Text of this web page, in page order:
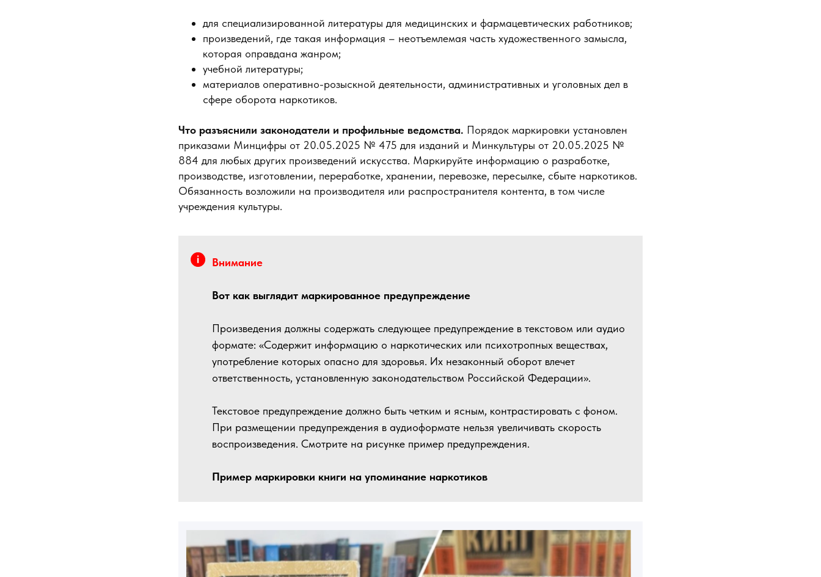
для специализированной литературы для медицинских и фармацевтических работников;
произведений, где такая информация – неотъемлемая часть художественного замысла,
которая оправдана жанром;
учебной литературы;
материалов оперативно-розыскной деятельности, административных и уголовных дел в
сфере оборота наркотиков.
Что разъяснили законодатели и профильные ведомства. Порядок маркировки установлен
приказами Минцифры от 20.05.2025 № 475 для изданий и Минкультуры от 20.05.2025 №
884 для любых других произведений искусства. Маркируйте информацию о разработке,
производстве, изготовлении, переработке, хранении, перевозке, пересылке, сбыте наркотиков.
Обязанность возложили на производителя или распространителя контента, в том числе
учреждения культуры.
Внимание
Вот как выглядит маркированное предупреждение
Произведения должны содержать следующее предупреждение в текстовом или аудио
формате: «Содержит информацию о наркотических или психотропных веществах,
употребление которых опасно для здоровья. Их незаконный оборот влечет
ответственность, установленную законодательством Российской Федерации».
Текстовое предупреждение должно быть четким и ясным, контрастировать с фоном.
При размещении предупреждения в аудиоформате нельзя увеличивать скорость
воспроизведения. Смотрите на рисунке пример предупреждения.
Пример маркировки книги на упоминание наркотиков